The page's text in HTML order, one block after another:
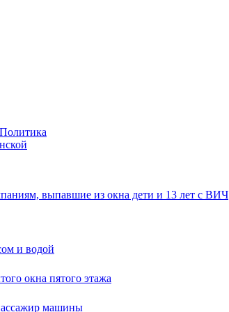
Политика
выпавшие из окна дети и 13 лет с ВИЧ
и водой
окна пятого этажа
машины